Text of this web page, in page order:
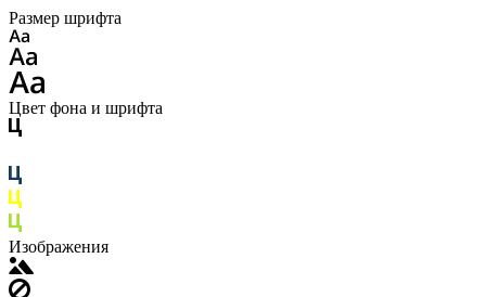
Размер шрифта
Цвет фона и шрифта
Изображения